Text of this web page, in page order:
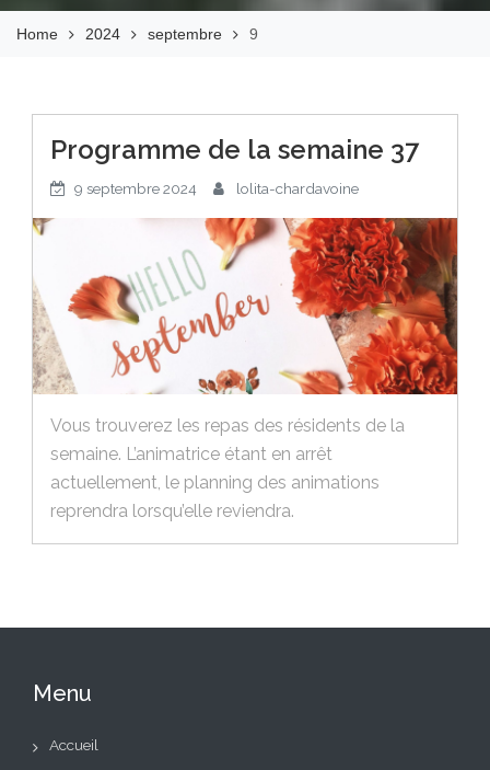
Home 2024 septembre 9
Programme de la semaine 37
9 septembre 2024 lolita-chardavoine
Vous trouverez les repas des résidents de la
semaine. L’animatrice étant en arrêt
actuellement, le planning des animations
reprendra lorsqu’elle reviendra.
Menu
Accueil